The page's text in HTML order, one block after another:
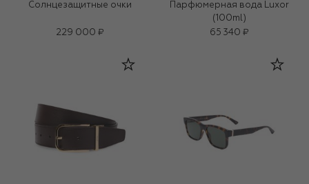
Солнцезащитные очки
229 000 ₽
Парфюмерная вода Luxor
(100ml)
65 340 ₽